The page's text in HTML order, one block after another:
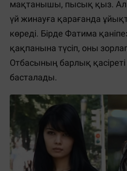
мақтанышы, пысық қыз. Ал
үй жинауға қарағанда
көреді. Бірде Фатима
қақпанына түсіп, оны
Отбасының барлық
басталады.